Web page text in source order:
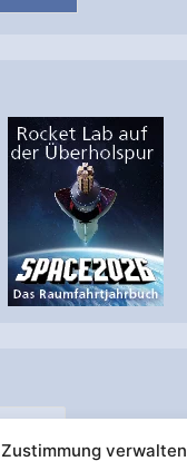
Zustimmung verwalten